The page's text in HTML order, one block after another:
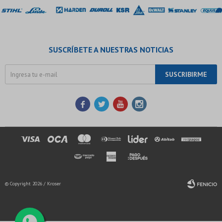
SUSCRÍBETE A NUESTRAS NOTICIAS
SUSCRIBIRME
   
© Copyright 2026 / Kroser